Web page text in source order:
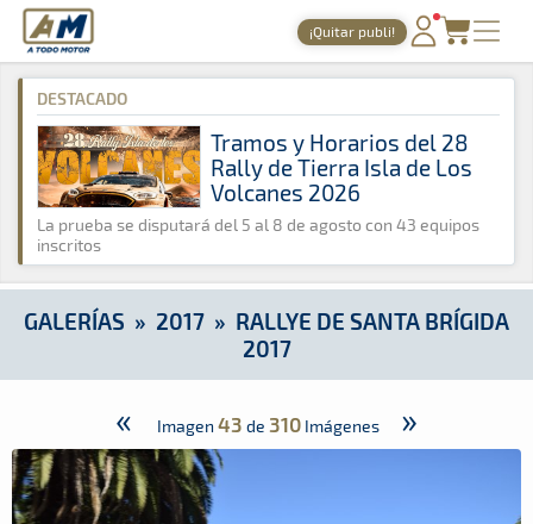
A Todo Motor · Revista del motor desde 1999
¡Quitar publi!
PORTADA
TIEMPOS ONLINE
NOTICIAS
AGENDA
GALERÍAS
TIENDA
A Todo Motor » Galerías » 2017 » Rallye de Santa Brígida 2017
DESTACADO
Tramos y Horarios del 28
Rally de Tierra Isla de Los
Volcanes 2026
La prueba se disputará del 5 al 8 de agosto con 43 equipos
inscritos
GALERÍAS » 2017 » RALLYE DE SANTA BRÍGIDA
2017
« Imagen 43 de 310 Imágenes »